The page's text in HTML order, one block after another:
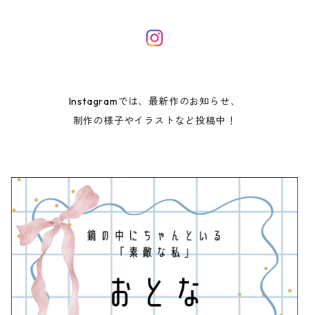
Instagramでは、最新作のお知らせ、
制作の様子やイラストなど投稿中！